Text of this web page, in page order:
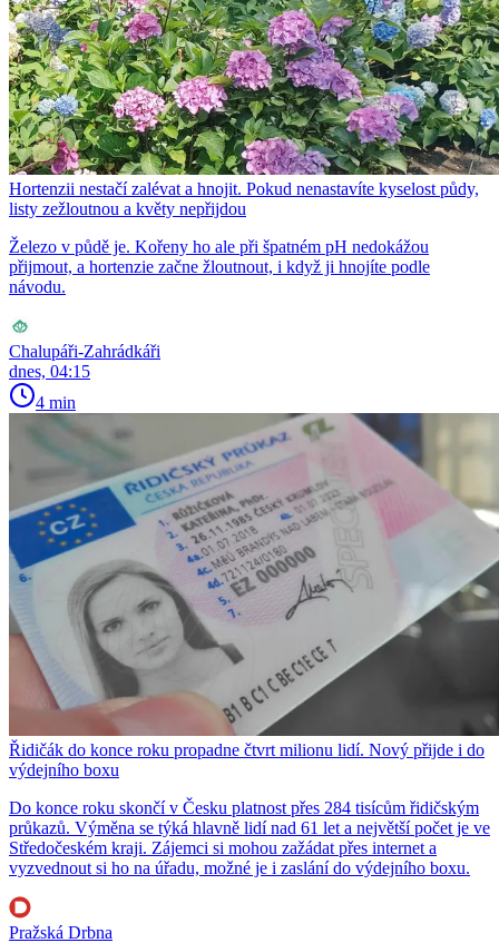
Hortenzii nestačí zalévat a hnojit. Pokud nenastavíte kyselost půdy,
listy zežloutnou a květy nepřijdou
Železo v půdě je. Kořeny ho ale při špatném pH nedokážou
přijmout, a hortenzie začne žloutnout, i když ji hnojíte podle
návodu.
Chalupáři-Zahrádkáři
dnes, 04:15
4 min
Řidičák do konce roku propadne čtvrt milionu lidí. Nový přijde i do
výdejního boxu
Do konce roku skončí v Česku platnost přes 284 tisícům řidičským
průkazů. Výměna se týká hlavně lidí nad 61 let a největší počet je ve
Středočeském kraji. Zájemci si mohou zažádat přes internet a
vyzvednout si ho na úřadu, možné je i zaslání do výdejního boxu.
Pražská Drbna